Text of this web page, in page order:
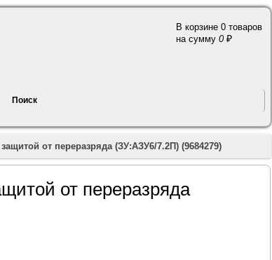
В корзине 0 товаров
на сумму 0
Поиск
от переразряда (ЗУ:АЗУ6/7.2П) (9684279)
от переразряда